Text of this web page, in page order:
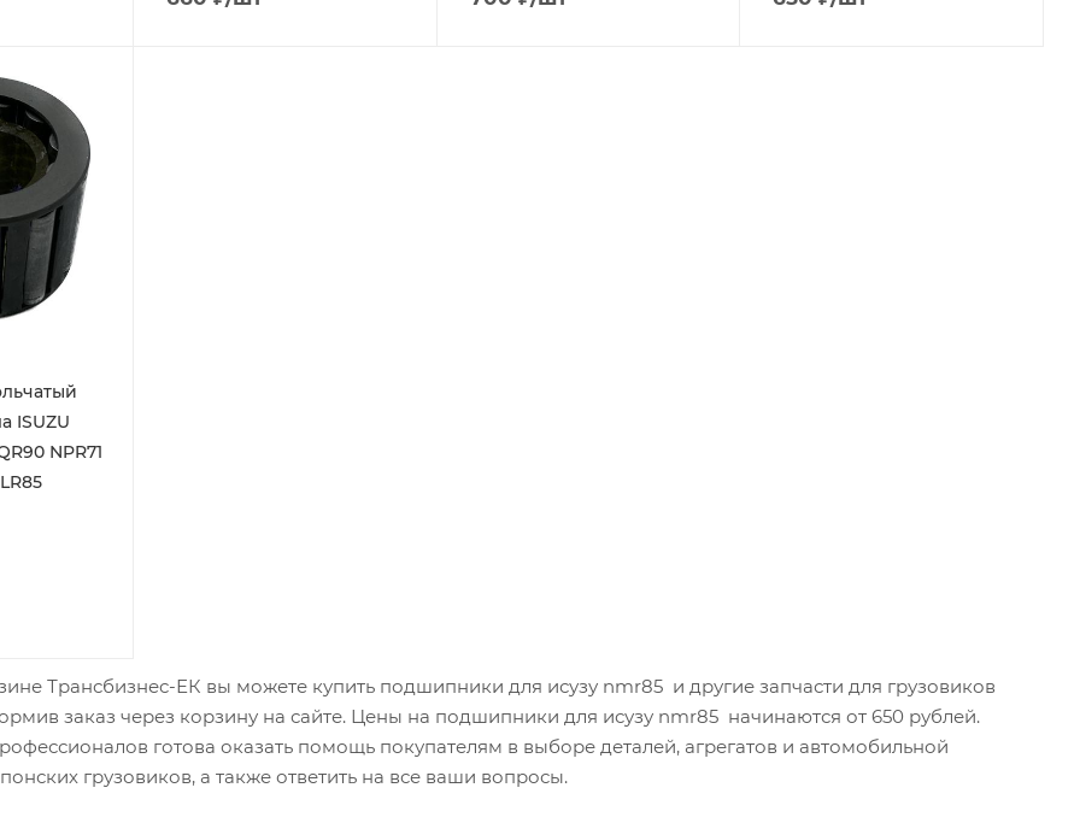
ISUZU
NPR71
Трансбизнес-ЕК вы можете купить подшипники для исузу nmr85 и другие запчасти для грузовиков
заказ через корзину на сайте. Цены на подшипники для исузу nmr85 начинаются от 650 рублей.
готова оказать помощь покупателям в выборе деталей, агрегатов и автомобильной
грузовиков, а также ответить на все ваши вопросы.